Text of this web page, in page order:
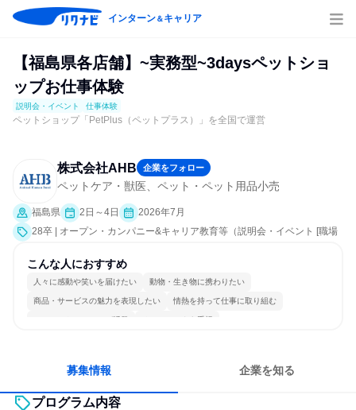
インターン＆キャリア
【福島県各店舗】~実務型~3daysペットショ
ップお仕事体験
説明会・イベント 仕事体験
ペットショップ「PetPlus（ペットプラス）」を全国で運営
株式会社AHB 企業をフォロー
ペットケア・獣医、ペット・ペット用品小売
福島県 2日～4日
2026年7月
28卒 | オープン・カンパニー&キャリア教育等（説明会・イベント [職場
こんな人におすすめ
人々に感動や笑いを届けたい 動物・生き物に携わりたい
商品・サービスの魅力を表現したい 情熱を持って仕事に取り組む
コミュニケーションが活発 チームワークを重視
募集情報 企業を知る
プログラム内容